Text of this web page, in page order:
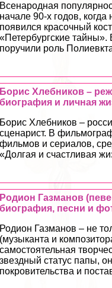
Всенародная
начале 90-х годов, когда
появился красочный
«Петербургские
поручили роль
Борис Хлебников –
биография и личная
Борис Хлебников –
сценарист. В
фильмов и сериалов,
«Долгая и счастливая
Родион Газманов
биография, песни и
Родион Газманов – не
(музыканта и
самостоятельная
звездный статус папы,
покровительства и